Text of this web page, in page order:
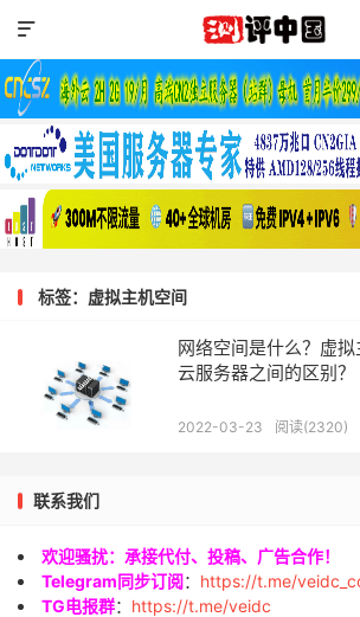

标签：虚拟主机空间
网络空间是什么？虚
云服务器之间的区别？
2022-03-23 阅读(2320)
联系我们
欢迎骚扰：承接代付、投稿、广告合作！
Telegram同步订阅： https://t.me/
TG电报群： https://t.me/veidc